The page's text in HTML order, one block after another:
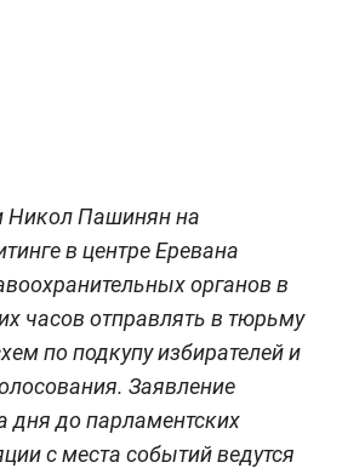
Никол Пашинян на
в центре Еревана
органов в
часов отправлять в тюрьму
по подкупу избирателей и
Заявление
дня до парламентских
с места событий ведутся